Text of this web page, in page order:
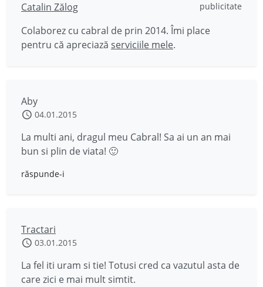
Catalin Zălog publicitate
Colaborez cu cabral de prin 2014. Îmi place
pentru că apreciază serviciile mele.
Aby
04.01.2015
La multi ani, dragul meu Cabral! Sa ai un an mai
bun si plin de viata! 🙂
răspunde-i
Tractari
03.01.2015
La fel iti uram si tie! Totusi cred ca vazutul asta de
care zici e mai mult simtit.